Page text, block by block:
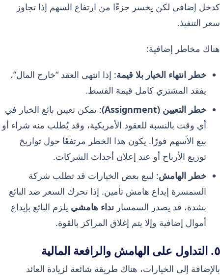
كدخل إضافي لكن يخسر جزءًا من ارتفاع السهم إذا تجاوز
سعر التنفيذ.
هناك مخاطر إضافية:
خطر انتهاء الخيار بلا قيمة: إذا انتهى العقد “خارج المال”،
يفقد المشتري كامل قيمة القسط.
خطر التعيين (Assignment)
: يمكن تعيين بائع الخيار في
أي وقت بالنسبة للعقود الأمريكية، وقد يُطلب منه شراء أو
بيع الأسهم فورًا. يكون هذا الخطر مرتفعًا حول تواريخ
توزيع الأرباح أو عند إعلان أحداث الشركات.
خطر الهامش: لبيع بعض الخيارات قد تطلب شركة
السمسرة إيداع هامش تأمين. إذا تحرك السعر ضد البائع
بشدة، قد يصدر السمسار نداء هامشي يلزم البائع بإيداع
أموال إضافية وإلا يتم إغلاق المراكز بالقوة.
٥. التداول على الهامش والرافعة المالية
بالإضافة إلى الخيارات، هناك طريقة شائعة لزيادة العائد